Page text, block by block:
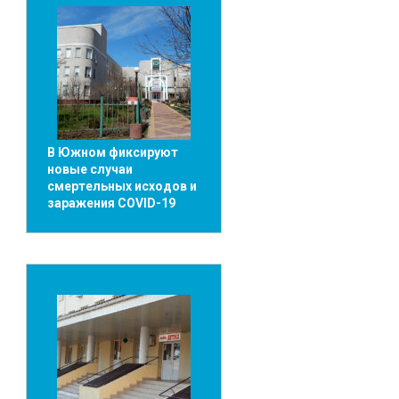
В Южном фиксируют
новые случаи
смертельных исходов и
заражения COVID-19